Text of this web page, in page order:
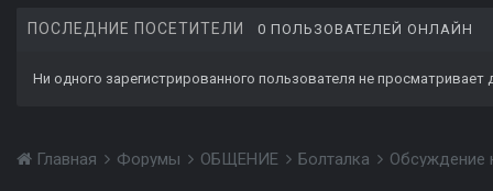
ПОСЛЕДНИЕ ПОСЕТИТЕЛИ 0 ПОЛЬЗОВАТЕЛЕЙ ОНЛАЙН
Ни одного зарегистрированного пользователя не просматривает
Главная Форумы ОБЩЕНИЕ Болталка Обсуждение